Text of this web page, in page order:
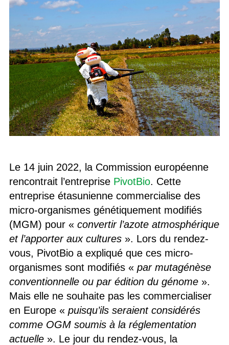
Le 14 juin 2022, la Commission européenne
rencontrait l’entreprise PivotBio. Cette
entreprise étasunienne commercialise des
micro-organismes génétiquement modifiés
(MGM) pour « convertir l’azote atmosphérique
et l’apporter aux cultures». Lors du rendez-
vous, PivotBio a expliqué que ces micro-
organismes sont modifiés « par mutagénèse
conventionnelle ou par édition du génome».
Mais elle ne souhaite pas les commercialiser
en Europe « puisqu’ils seraient considérés
comme OGM soumis à la réglementation
actuelle». Le jour du rendez-vous, la